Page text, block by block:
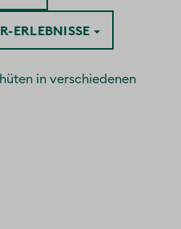
ERLEBNISSE